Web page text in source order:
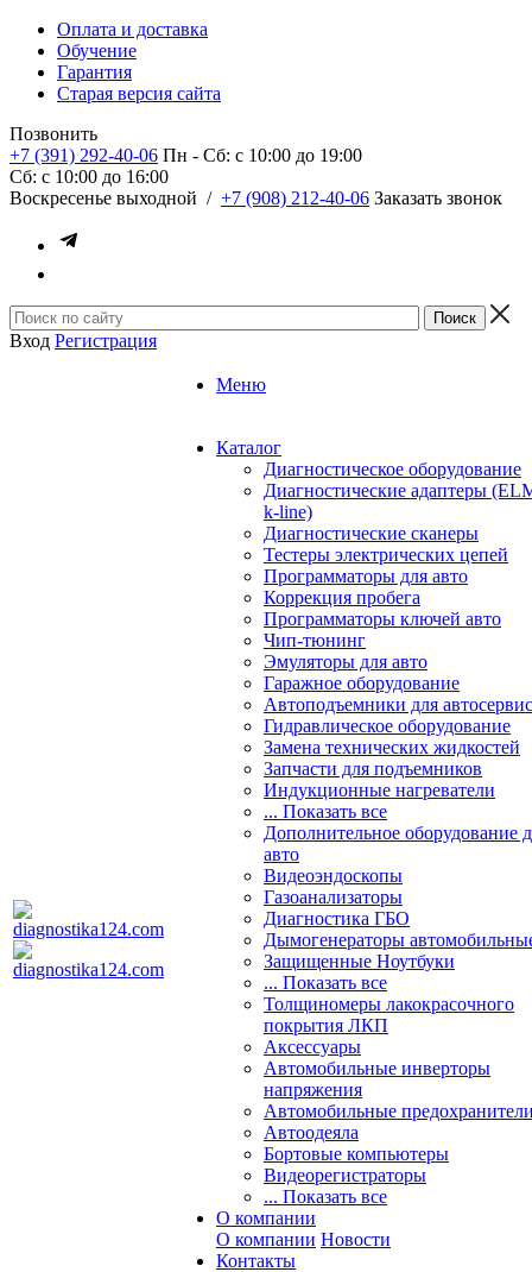
Оплата и доставка
Обучение
Гарантия
Старая версия сайта
Позвонить
+7 (391) 292-40-06 Пн - Сб: c 10:00 до 19:00
Сб: c 10:00 до 16:00
​Воскресенье выходной / +7 (908) 212-40-06 Заказать звонок
Вход Регистрация
Меню
Каталог
Диагностическое оборудование
Диагностические адаптеры
k-line)
Диагностические сканеры
Тестеры электрических цепей
Программаторы для авто
Коррекция пробега
Программаторы ключей авто
Чип-тюнинг
Эмуляторы для авто
Гаражное оборудование
Автоподъемники для
Гидравлическое оборудование
Замена технических жидкостей
Запчасти для подъемников
Индукционные нагреватели
... Показать все
Дополнительное оборудование
авто
Видеоэндоскопы
Газоанализаторы
Диагностика ГБО
Дымогенераторы
Защищенные Ноутбуки
... Показать все
Толщиномеры лакокрасочного
покрытия ЛКП
Аксессуары
Автомобильные инверторы
напряжения
Автомобильные
Автоодеяла
Бортовые компьютеры
Видеорегистраторы
... Показать все
О компании
О компании Новости
Контакты